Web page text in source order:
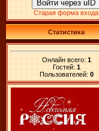
Войти через uID
Старая форма входа
Статистика
Онлайн всего: 1
Гостей: 1
Пользователей: 0